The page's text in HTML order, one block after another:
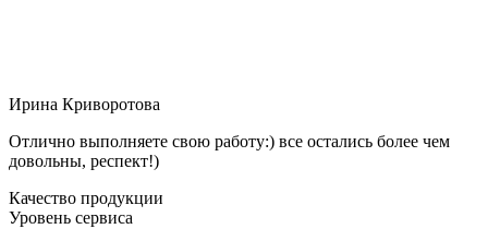
Ирина Криворотова
Отлично выполняете свою работу:) все остались более чем
довольны, респект!)
Качество продукции
Уровень сервиса